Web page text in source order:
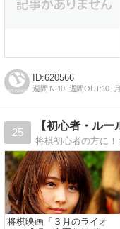
620566
週間IN:10 週間OUT:10
25
【初心者・ル
将棋初心者の方に
将棋映画「３月のライオ